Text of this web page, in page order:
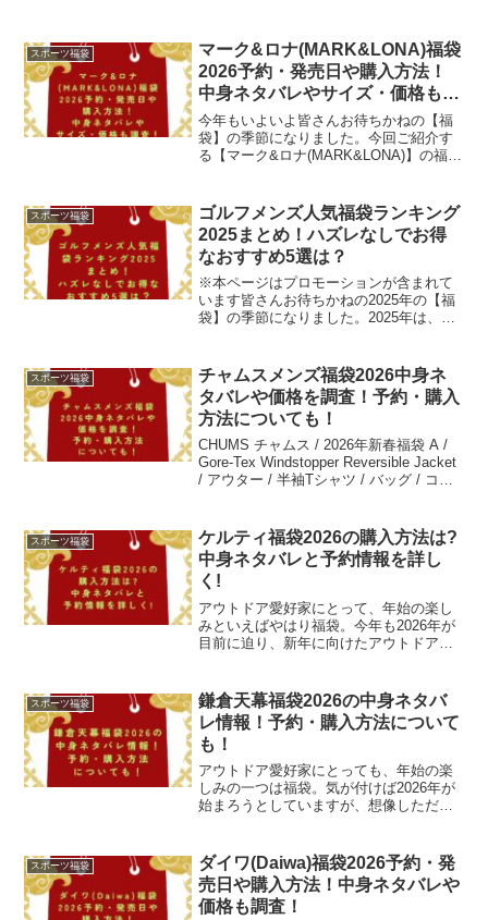
スポーツ福袋
マーク&ロナ(MARK&LONA)福袋
2026予約・発売日や購入方法！
中身ネタバレやサイズ・価格も調
査！
今年もいよいよ皆さんお待ちかねの【福
袋】の季節になりました。今回ご紹介す
る【マーク&ロナ(MARK&LONA)】の福袋
アブランドで、ハリウッドセレブカップ
ルの名前...
スポーツ福袋
ゴルフメンズ人気福袋ランキング
2025まとめ！ハズレなしでお得
なおすすめ5選は？
※本ページはプロモーションが含まれて
います皆さんお待ちかねの2025年の【福
袋】の季節になりました。2025年は、ゴ
レンジしてみてはいかがですか？とは言
っても、いざ新し...
スポーツ福袋
チャムスメンズ福袋2026中身ネ
タバレや価格を調査！予約・購入
方法についても！
CHUMS チャムス / 2026年新春福袋 A /
Gore-Tex Windstopper Reversible Jacket
/ アウター / 半袖Tシャツ / バッグ / コイ
スポーツ福袋
ケルティ福袋2026の購入方法は?
中身ネタバレと予約情報を詳し
く!
アウトドア愛好家にとって、年始の楽し
みといえばやはり福袋。今年も2026年が
目前に迫り、新年に向けたアウトドアア
ドアブランドが福袋という形でその年の
注目アイテムをお得に...
スポーツ福袋
鎌倉天幕福袋2026の中身ネタバ
レ情報！予約・購入方法について
も！
アウトドア愛好家にとっても、年始の楽
しみの一つは福袋。気が付けば2026年が
始まろうとしていますが、想像しただけ
売する予定ですが、その中でも注目を集
めるのが、日本の...
スポーツ福袋
ダイワ(Daiwa)福袋2026予約・発
売日や購入方法！中身ネタバレや
価格も調査！